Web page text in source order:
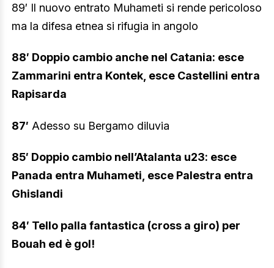
89′ Il nuovo entrato Muhameti si rende pericoloso
ma la difesa etnea si rifugia in angolo
88′ Doppio cambio anche nel Catania: esce
Zammarini entra Kontek, esce Castellini entra
Rapisarda
87′ Adesso su Bergamo diluvia
85′ Doppio cambio nell’Atalanta u23: esce
Panada entra Muhameti, esce Palestra entra
Ghislandi
84′ Tello palla fantastica (cross a giro) per
Bouah ed è gol!